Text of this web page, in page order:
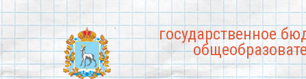
государственное